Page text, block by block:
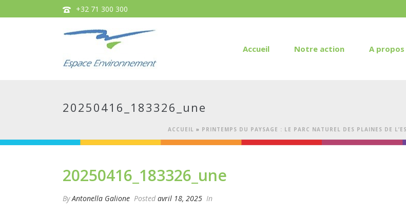
+32 71 300 300
Accueil Notre action A propos
20250416_183326_une
ACCUEIL » PRINTEMPS DU PAYSAGE : LE PARC NATUREL DES PLAINES DE
20250416_183326_une
ByAntonella Galione Posted avril 18, 2025 In